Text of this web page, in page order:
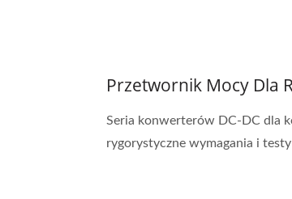
Przetwornik Mocy Dla
Seria konwerterów DC-DC dla
rygorystyczne wymagania i